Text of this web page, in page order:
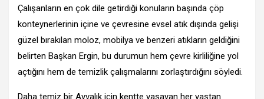
Çalışanların en çok dile getirdiği konuların başında çöp
konteynerlerinin içine ve çevresine evsel atık dışında gelişi
güzel bırakılan moloz, mobilya ve benzeri atıkların geldiğini
belirten Başkan Ergin, bu durumun hem çevre kirliliğine yol
açtığını hem de temizlik çalışmalarını zorlaştırdığını söyledi.
Daha temiz bir Ayvalık için kentte yaşayan her yaştan